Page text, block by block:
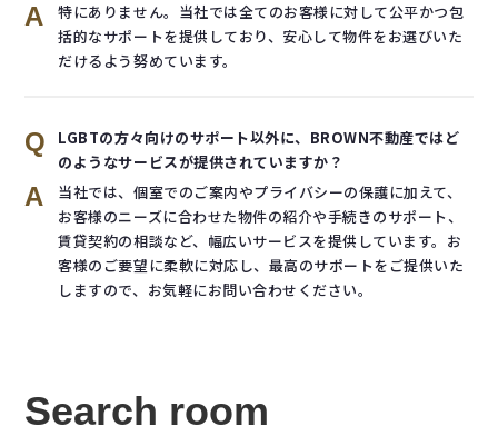
A
特にありません。当社では全てのお客様に対して公平かつ包
括的なサポートを提供しており、安心して物件をお選びいた
だけるよう努めています。
Q
LGBTの方々向けのサポート以外に、BROWN不動産ではど
のようなサービスが提供されていますか？
A
当社では、個室でのご案内やプライバシーの保護に加えて、
お客様のニーズに合わせた物件の紹介や手続きのサポート、
賃貸契約の相談など、幅広いサービスを提供しています。お
客様のご要望に柔軟に対応し、最高のサポートをご提供いた
しますので、お気軽にお問い合わせください。
Search room